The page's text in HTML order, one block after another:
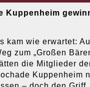
Kuppenheim
kam wie erwartet:
zum „Großen
die Mitglieder
Kuppenheim